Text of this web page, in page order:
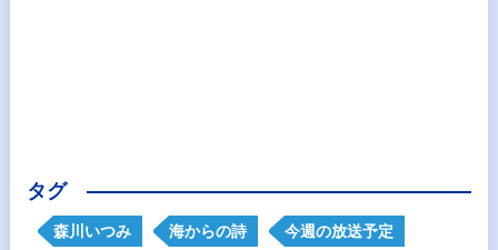
タグ
森川いつみ 海からの詩 今週の放送予定